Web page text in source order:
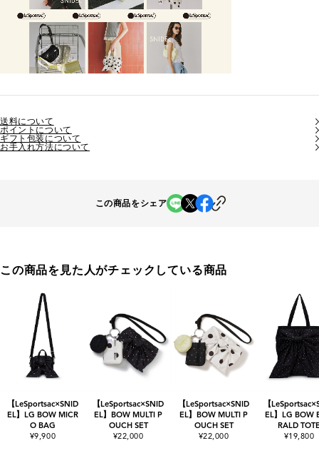
送料について
ポイントについて
ギフト包装について
お手入れ方法について
この商品をシェア
この商品を見た人がチェックしている商品
【LeSportsac×SNID
EL】LG BOW MICR
O BAG
¥9,900
【LeSportsac×SNID
EL】BOW MULTI P
OUCH SET
¥22,000
【LeSportsac×SNID
EL】BOW MULTI P
OUCH SET
¥22,000
【
EL】LG BOW
RALD
¥19,800